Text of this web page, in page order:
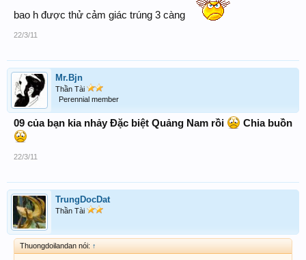
bao h được thử cảm giác trúng 3 càng
22/3/11
Mr.Bjn
Thần Tài
Perennial member
09 của bạn kia nhảy Đặc biệt Quảng Nam rồi Chia buồn
22/3/11
TrungDocDat
Thần Tài
Thuongdoilandan nói: ↑